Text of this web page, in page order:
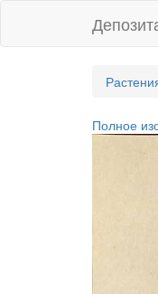
Полное